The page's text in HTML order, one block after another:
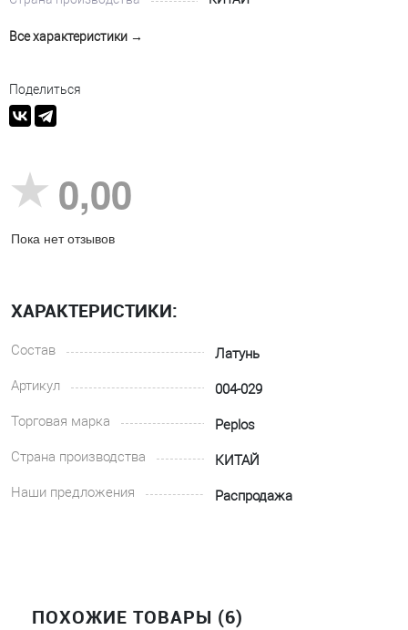
Все характеристики →
Поделиться
0,00
Пока нет отзывов
ХАРАКТЕРИСТИКИ:
Состав
Латунь
Артикул
004-029
Торговая марка
Peplos
Страна производства
КИТАЙ
Наши предложения
Распродажа
ПОХОЖИЕ ТОВАРЫ (6)